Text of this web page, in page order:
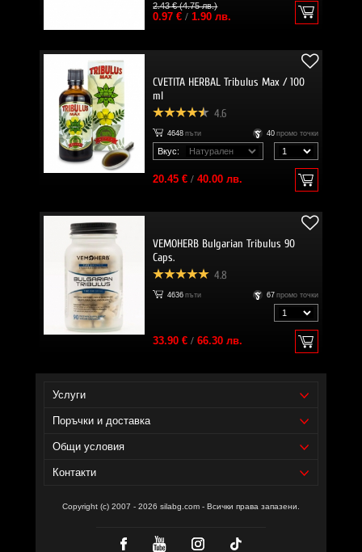
2.43 € (4.75 лв.)
0.97 €/ 1.90 лв.
CVETITA HERBAL Tribulus Max / 100
ml
4.6
4648 пъти 40 промо точки
Вкус:
20.45 €/ 40.00 лв.
VEMOHERB Bulgarian Tribulus 90
Caps.
4.8
4636 пъти 67 промо точки
33.90 €/ 66.30 лв.
Услуги
Поръчки и доставка
Общи условия
Контакти
Copyright (c) 2007 - 2026 silabg.com - Всички права запазени.